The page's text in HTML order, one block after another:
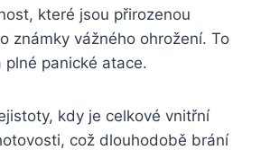
které jsou přirozenou
známky vážného ohrožení. To
panické atace.
kdy je celkové vnitřní
což dlouhodobě brání